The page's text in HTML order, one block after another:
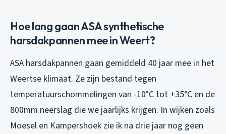
Hoe lang gaan ASA synthetische
harsdakpannen mee in Weert?
ASA harsdakpannen gaan gemiddeld 40 jaar mee in het
Weertse klimaat. Ze zijn bestand tegen
temperatuurschommelingen van -10°C tot +35°C en de
800mm neerslag die we jaarlijks krijgen. In wijken zoals
Moesel en Kampershoek zie ik na drie jaar nog geen